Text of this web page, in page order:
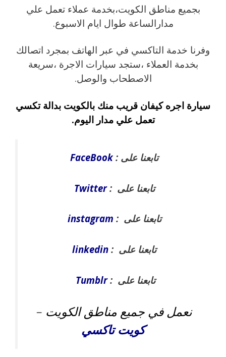
بجميع مناطق الكويت،بخدمة عملاء تعمل علي
مدارالساعة طوال ايام الاسبوع.
وفرنا خدمة التاكسي في عبر الهاتف بمجرد اتصالك
بخدمة العملاء ،ستجد سيارات الاجرة ،سريعة
الاصطحاب والوصل.
سيارة اجره كيفان قريب منك بالكويت بدالة تكسي
تعمل علي مدار اليوم.
تابعنا على :FaceBook
تابعنا على : Twitter
تابعنا على : instagram
تابعنا على : linkedin
تابعنا على :Tumblr
نعمل في جميع مناطق الكويت –
كويت تاكسي